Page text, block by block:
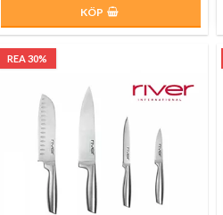
KÖP
REA 30%